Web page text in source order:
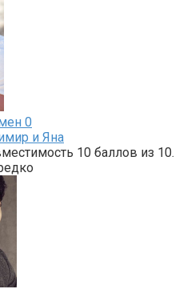
0
и Яна
10 баллов из 10.